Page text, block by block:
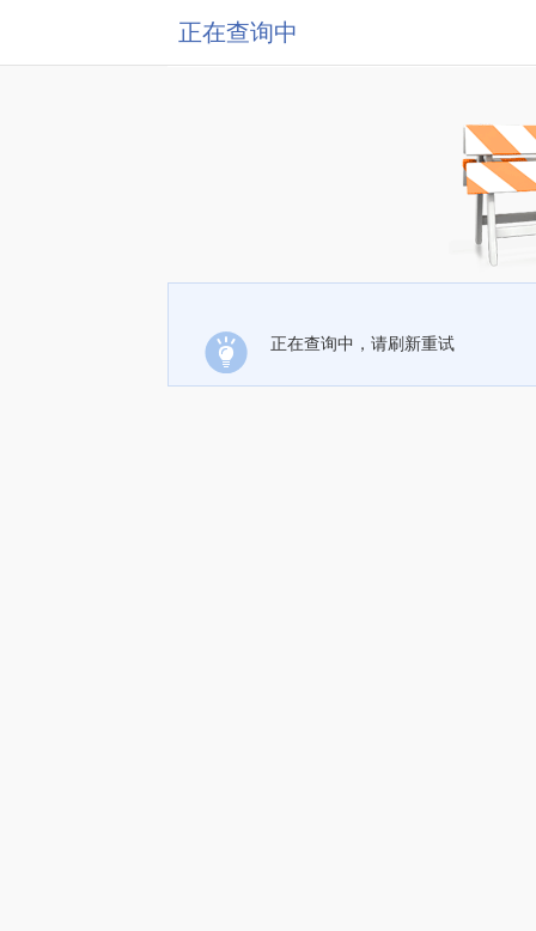
正在查询中
正在查询中，请刷新重试